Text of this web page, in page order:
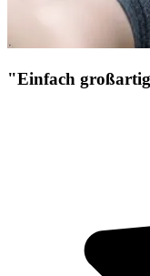
"Einfach